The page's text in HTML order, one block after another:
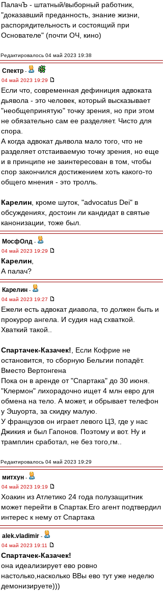
ПалачЪ - штатный/выборный работник,
"доказавший преданность, знание жизни,
распорядительность и состоящий при
Основателе" (почти ОЧ, кино)
Редактировалось 04 май 2023 19:38
Спектр -
04 май 2023 19:29
Если что, современная дефиниция адвоката
дьявола - это человек, который высказывает
"необщепринятую" точку зрения, но при этом
не обязательно сам ее разделяет. Чисто для
спора.
А когда адвокат дьявола мало того, что не
разделяет отстаиваемую точку зрения, но еще
и в принципе не заинтересован в том, чтобы
спор закончился достижением хоть какого-то
общего мнения - это тролль.
Карелин , кроме шуток, "advocatus Dei" в
обсуждениях, достоин ли кандидат в святые
канонизации, тоже был.
МосфОлд -
04 май 2023 19:29
Карелин
А палач?
Карелин -
04 май 2023 19:27
Ежели есть адвокат диавола, то должен быть и
прокурор ангела. И судия над схваткой.
Хваткий такой..
Спартачек-Казачек! , Если Кофрие не
остановится, то сборную Бельгии попадёт.
Вместо Вертонгена
Пока он в аренде от "Спартака" до 30 июня.
"Клермон" лихорадочно ищет 4 млн евро для
обмена на тело. А может, и обрывает телефон
у Эшуорта, за скидку малую.
У французов он играет левого ЦЗ, где у нас
Джикия и был Гапонов. Поэтому и вот. Ну и
трамплин сработал, не без того,гм..
Редактировалось 04 май 2023 19:29
митхун -
04 май 2023 19:19
Хоакин из Атлетико 24 года полузащитник
может перейти в Спартак.Его агент подтвердил
интерес к нему от Спартака
alek.vladimir -
04 май 2023 19:11
Спартачек-Казачек!
она идеализирует ево ровно
настолько,насколько ВВы ево тут уже неделю
демонизируете)))